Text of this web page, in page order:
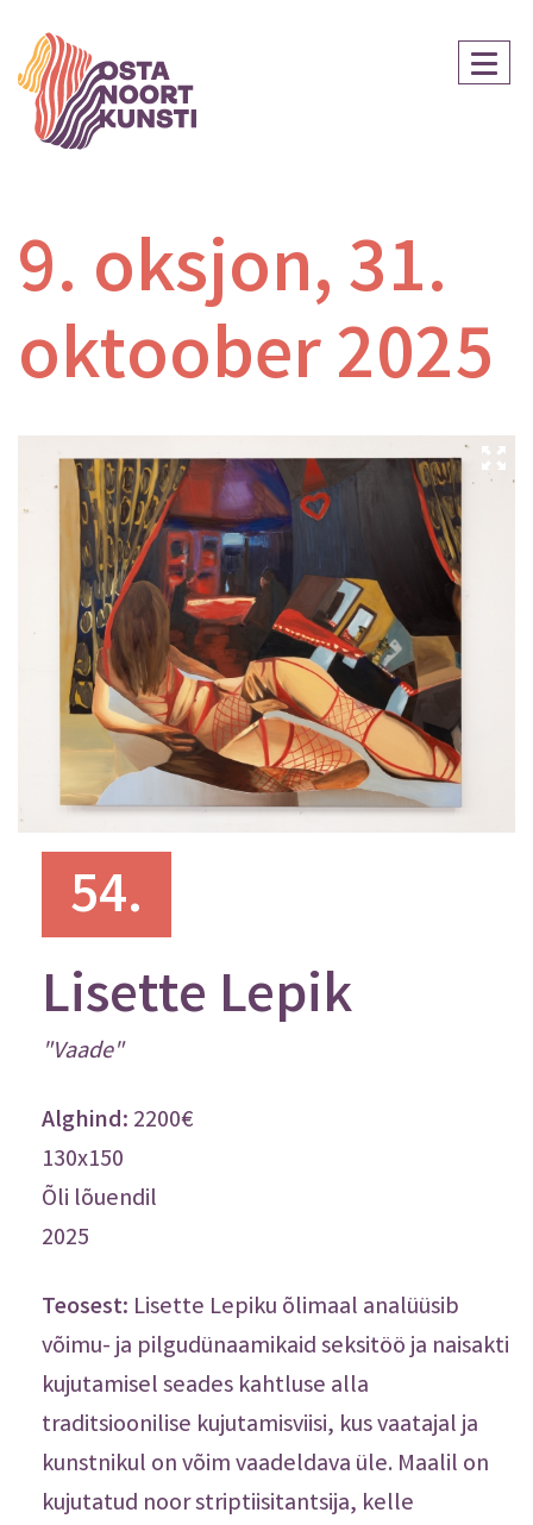
9. oksjon, 31.
oktoober 2025
54.
Lisette Lepik
"Vaade"
2200€
130x150
Õli lõuendil
2025
Teosest: Lisette Lepiku õlimaal analüüsib
võimu- ja pilgudünaamikaid seksitöö ja naisakti
kujutamisel seades kahtluse alla
traditsioonilise kujutamisviisi, kus vaatajal ja
kunstnikul on võim vaadeldava üle. Maalil on
kujutatud noor striptiisitantsija, kelle